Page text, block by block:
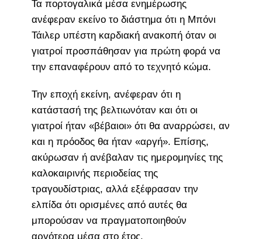
Τα πορτογαλικά μέσα ενημέρωσης
ανέφεραν εκείνο το διάστημα ότι η Μπόνι
Τάιλερ υπέστη καρδιακή ανακοπή όταν οι
γιατροί προσπάθησαν για πρώτη φορά να
την επαναφέρουν από το τεχνητό κώμα.
Την εποχή εκείνη, ανέφεραν ότι η
κατάστασή της βελτιωνόταν και ότι οι
γιατροί ήταν «βέβαιοι» ότι θα αναρρώσει, αν
και η πρόοδος θα ήταν «αργή». Επίσης,
ακύρωσαν ή ανέβαλαν τις ημερομηνίες της
καλοκαιρινής περιοδείας της
τραγουδίστριας, αλλά εξέφρασαν την
ελπίδα ότι ορισμένες από αυτές θα
μπορούσαν να πραγματοποιηθούν
αργότερα μέσα στο έτος.